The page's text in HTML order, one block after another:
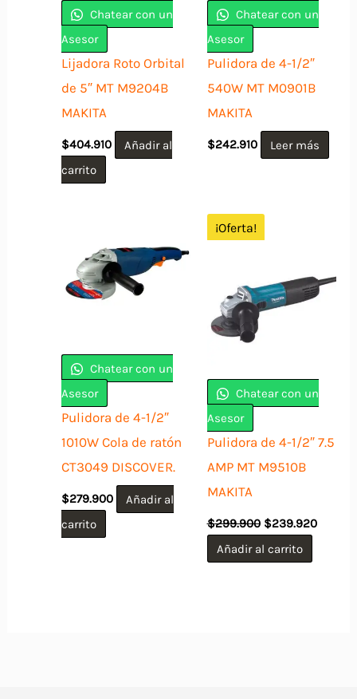
Chatear con un
Asesor
Lijadora Roto Orbital
de 5″ MT M9204B
MAKITA
$404.910
Añadir al
carrito
Chatear con un
Asesor
Pulidora de 4-1/2″
540W MT M0901B
MAKITA
$242.910 Leer más
Chatear con un
Asesor
Pulidora de 4-1/2″
1010W Cola de ratón
CT3049 DISCOVER.
$279.900
Añadir al
carrito
¡Oferta!
Chatear con un
Asesor
Pulidora de 4-1/2″ 7.5
AMP MT M9510B
MAKITA
$299.900 El
precio
original
era:
$239.920El
precio
Añadir al carrito